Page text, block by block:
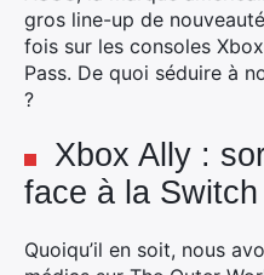
gros line-up de
fois sur les consoles
Pass. De quoi séduire à
?
Xbox Ally :
face à la Switch
Quoiqu’il en soit, nous